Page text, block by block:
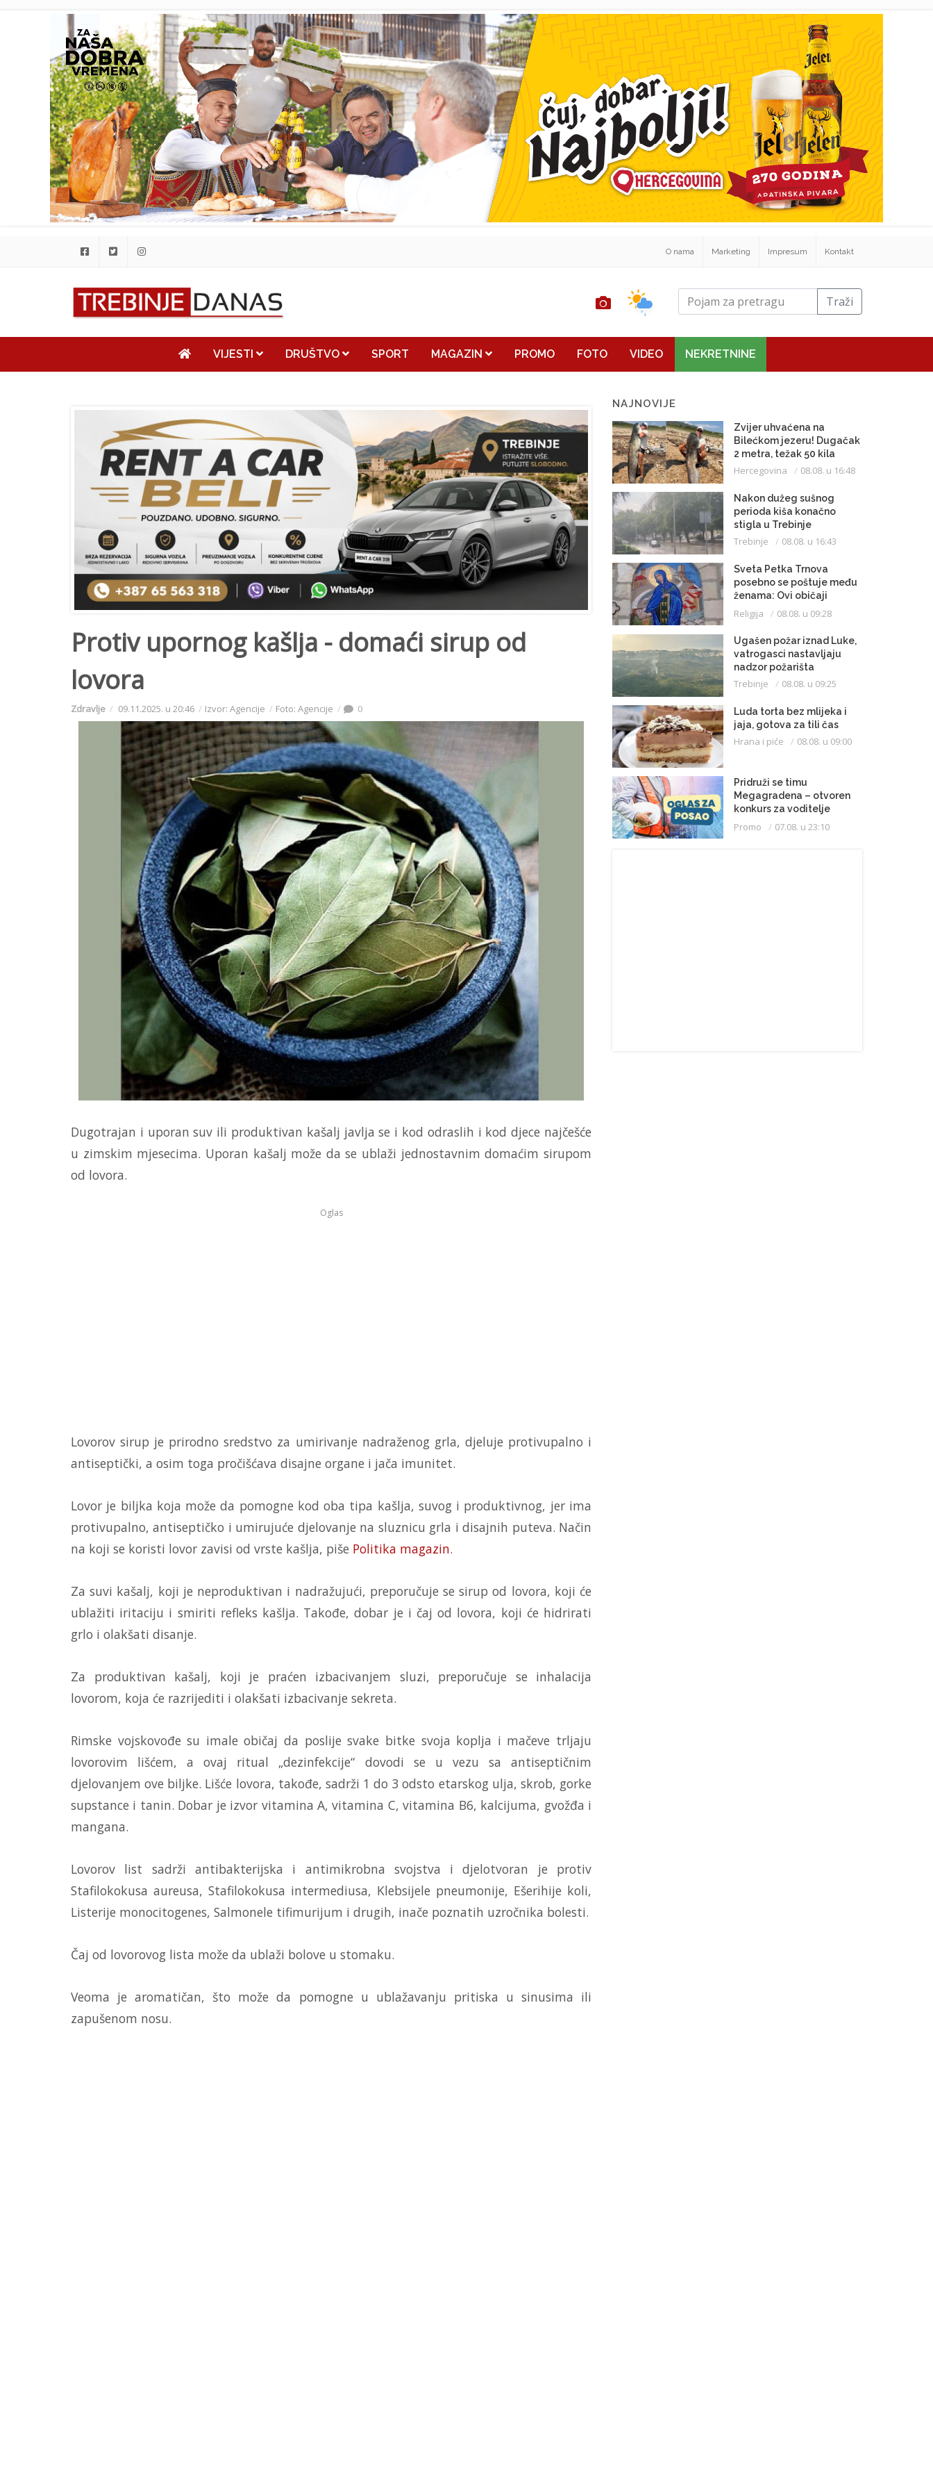
O nama Marketing Impresum Kontakt
Traži
VIJESTI DRUŠTVO SPORT MAGAZIN PROMO FOTO VIDEO NEKRETNINE
Protiv upornog kašlja - domaći sirup od
lovora
Zdravlje 09.11.2025. u 20:46 Izvor: Agencije Foto: Agencije 0
Dugotrajan i uporan suv ili produktivan kašalj javlja se i kod odraslih i kod djece najčešće
u zimskim mjesecima. Uporan kašalj može da se ublaži jednostavnim domaćim sirupom
od lovora.
Oglas
Lovorov sirup je prirodno sredstvo za umirivanje nadraženog grla, djeluje protivupalno i
antiseptički, a osim toga pročišćava disajne organe i jača imunitet.
Lovor je biljka koja može da pomogne kod oba tipa kašlja, suvog i produktivnog, jer ima
protivupalno, antiseptičko i umirujuće djelovanje na sluznicu grla i disajnih puteva. Način
na koji se koristi lovor zavisi od vrste kašlja, piše Politika magazin.
Za suvi kašalj, koji je neproduktivan i nadražujući, preporučuje se sirup od lovora, koji će
ublažiti iritaciju i smiriti refleks kašlja. Takođe, dobar je i čaj od lovora, koji će hidrirati
grlo i olakšati disanje.
Za produktivan kašalj, koji je praćen izbacivanjem sluzi, preporučuje se inhalacija
lovorom, koja će razrijediti i olakšati izbacivanje sekreta.
Rimske vojskovođe su imale običaj da poslije svake bitke svoja koplja i mačeve trljaju
lovorovim lišćem, a ovaj ritual „dezinfekcije“ dovodi se u vezu sa antiseptičnim
djelovanjem ove biljke. Lišće lovora, takođe, sadrži 1 do 3 odsto etarskog ulja, skrob, gorke
supstance i tanin. Dobar je izvor vitamina A, vitamina C, vitamina B6, kalcijuma, gvožđa i
mangana.
Lovorov list sadrži antibakterijska i antimikrobna svojstva i djelotvoran je protiv
Stafilokokusa aureusa, Stafilokokusa intermediusa, Klebsijele pneumonije, Ešerihije koli,
Listerije monocitogenes, Salmonele tifimurijum i drugih, inače poznatih uzročnika bolesti.
Čaj od lovorovog lista može da ublaži bolove u stomaku.
Veoma je aromatičan, što može da pomogne u ublažavanju pritiska u sinusima ili
zapušenom nosu.
NAJNOVIJE
Zvijer uhvaćena na
Bilećkom jezeru! Dugačak
2 metra, težak 50 kila
Hercegovina 08.08. u 16:48
Nakon dužeg sušnog
perioda kiša konačno
stigla u Trebinje
Trebinje 08.08. u 16:43
Sveta Petka Trnova
posebno se poštuje među
ženama: Ovi običaji
vijekovima se čuvaju
Religija 08.08. u 09:28
Ugašen požar iznad Luke,
vatrogasci nastavljaju
nadzor požarišta
Trebinje 08.08. u 09:25
Luda torta bez mlijeka i
jaja, gotova za tili čas
Hrana i piće 08.08. u 09:00
Pridruži se timu
Megagradena – otvoren
konkurs za voditelje
gradilišta
Promo 07.08. u 23:10